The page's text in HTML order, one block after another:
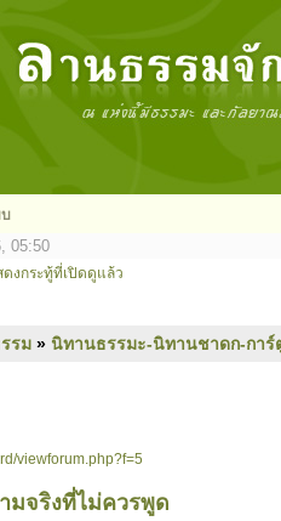
บ
05:50
ดงกระทู้ที่เปิดดูแล้ว
รม » นิทานธรรมะ-นิทานชาดก-การ์
viewforum.php?f=5
มจริงที่ไม่ควรพูด